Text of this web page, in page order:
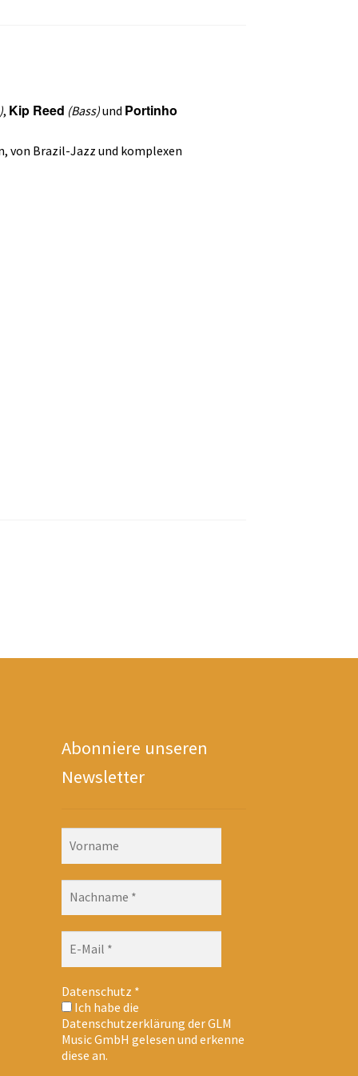
, Kip Reed (Bass)und Portinho
von Brazil-Jazz und komplexen
Abonniere unseren
Newsletter
Datenschutz *
Ich habe die
Datenschutzerklärung der GLM
Music GmbH gelesen und erkenne
diese an.